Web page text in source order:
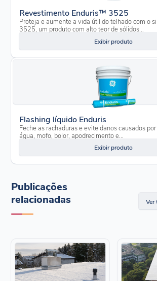
Revestimento Enduris™ 3525
Proteja e aumente a vida útil do telhado com o
3525, um produto com alto teor de sólidos...
Exibir produto
Flashing líquido Enduris
Feche as rachaduras e evite danos causados
água, mofo, bolor, apodrecimento e...
Exibir produto
Publicações
relacionadas
Ver